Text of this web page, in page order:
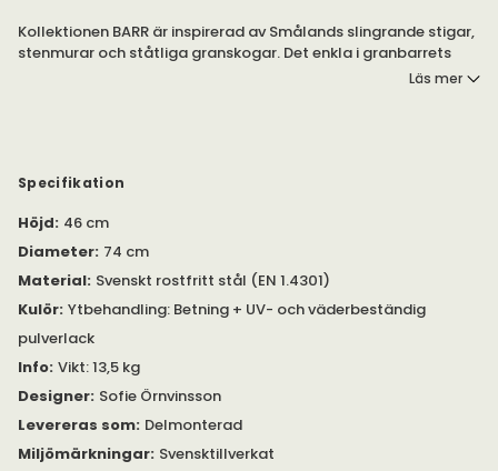
Kollektionen BARR är inspirerad av Smålands slingrande stigar,
stenmurar och ståtliga granskogar. Det enkla i granbarrets
form och dess långa livslängd har vi översatt till gediget
grått. Barr passar perfekt både i terassens
loungehörna utomhus tillsammans med en grupp av
Läs mer
Specifikation
Höjd: 46 cm
Diameter: 74 cm
Material: Svenskt rostfritt stål (EN 1.4301)
Kulör: Ytbehandling: Betning + UV- och väderbeständig
pulverlack
Info: Vikt: 13,5 kg
Designer: Sofie Örnvinsson
Levereras som: Delmonterad
Miljömärkningar: Svensktillverkat